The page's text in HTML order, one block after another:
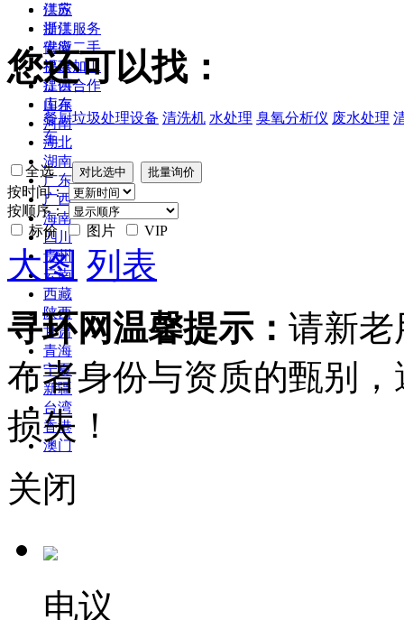
江苏
浙江
安徽
福建
江西
山东
河南
湖北
湖南
广东
广西
海南
四川
贵州
云南
西藏
陕西
甘肃
青海
宁夏
新疆
台湾
香港
澳门
供应
提供服务
供应二手
提供加工
提供合作
库存
您还可以找：
餐厨垃圾处理设备 清洗机 水处理 臭氧分析仪 废水处理
车
全选
按时间：
按顺序：
标价
图片 VIP
大图 列表
寻环网温馨提示： 请新老
布者身份与资质的甄别
损失！
关闭
电议